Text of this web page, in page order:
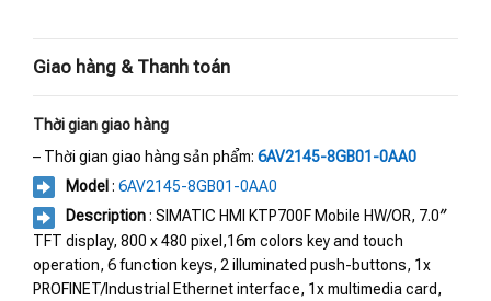
Giao hàng & Thanh toán
Thời gian giao hàng
– Thời gian giao hàng sản phẩm: 6AV2145-8GB01-0AA0
Model : 6AV2145-8GB01-0AA0
Description: SIMATIC HMI KTP700F Mobile HW/OR, 7.0″
TFT display, 800 x 480 pixel,16m colors key and touch
operation, 6 function keys, 2 illuminated push-buttons, 1x
PROFINET/Industrial Ethernet interface, 1x multimedia card,